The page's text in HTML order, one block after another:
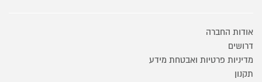
אודות החברה
דרושים
מדיניות פרטיות ואבטחת מידע
תקנון